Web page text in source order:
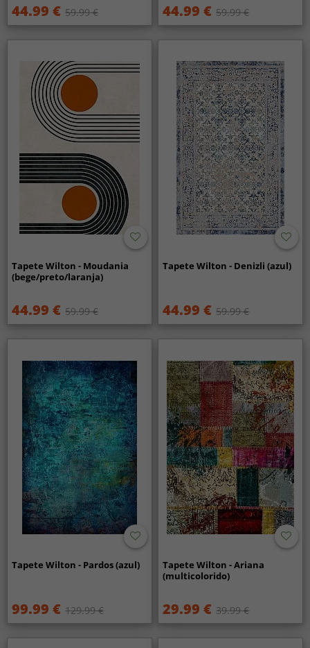
44.99 € 59.99 € 44.99 € 59.99 €
Tapete Wilton - Moudania
(bege/preto/laranja)
44.99 € 59.99 €
Tapete Wilton - Denizli (azul)
44.99 € 59.99 €
Tapete Wilton - Pardos (azul)
99.99 € 129.99 €
Tapete Wilton - Ariana
(multicolorido)
29.99 € 39.99 €